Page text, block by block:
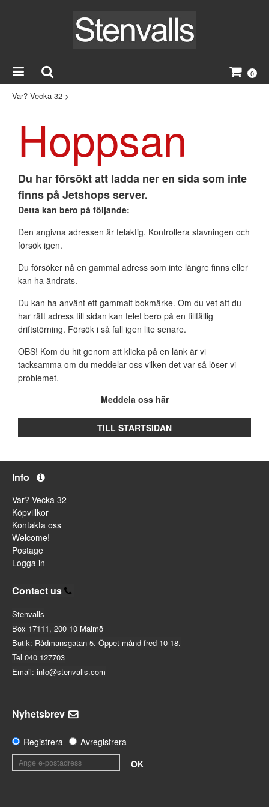
0
Var? Vecka 32 >
Hoppsan
Du har försökt att ladda ner en sida som inte
finns på Jetshops server.
Detta kan bero på följande:
Den angivna adressen är felaktig. Kontrollera stavningen och
försök igen.
Du försöker nå en gammal adress som inte längre finns eller
kan ha ändrats.
Du kan ha använt ett gammalt bokmärke. Om du vet att du
har rätt adress till sidan kan felet bero på en tillfällig
driftstörning. Försök i så fall igen lite senare.
OBS! Kom du hit genom att klicka på en länk är vi
tacksamma om du meddelar oss vilken det var så löser vi
problemet.
Meddela oss här
TILL STARTSIDAN
Info
Var? Vecka 32
Köpvillkor
Kontakta oss
Welcome!
Postage
Logga in
Contact us
Stenvalls
Box 17111, 200 10 Malmö
Butik: Rådmansgatan 5. Öppet månd-fred 10-18.
Tel 040 127703
Email: info@stenvalls.com
Nyhetsbrev
Registrera
Avregistrera
OK